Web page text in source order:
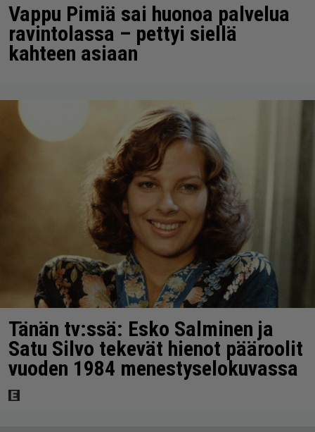
Vappu Pimiä sai huonoa palvelua
ravintolassa – pettyi siellä
kahteen asiaan
Tänän tv:ssä: Esko Salminen ja
Satu Silvo tekevät hienot pääroolit
vuoden 1984 menestyselokuvassa